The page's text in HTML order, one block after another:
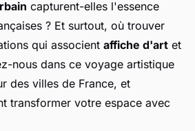
capturent-elles l'essence
? Et surtout, où trouver
qui associent affiche d'art et
nous dans ce voyage artistique
des villes de France, et
transformer votre espace avec